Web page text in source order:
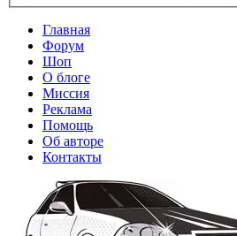
Главная
Форум
Шоп
О блоге
Миссия
Реклама
Помощь
Об авторе
Контакты